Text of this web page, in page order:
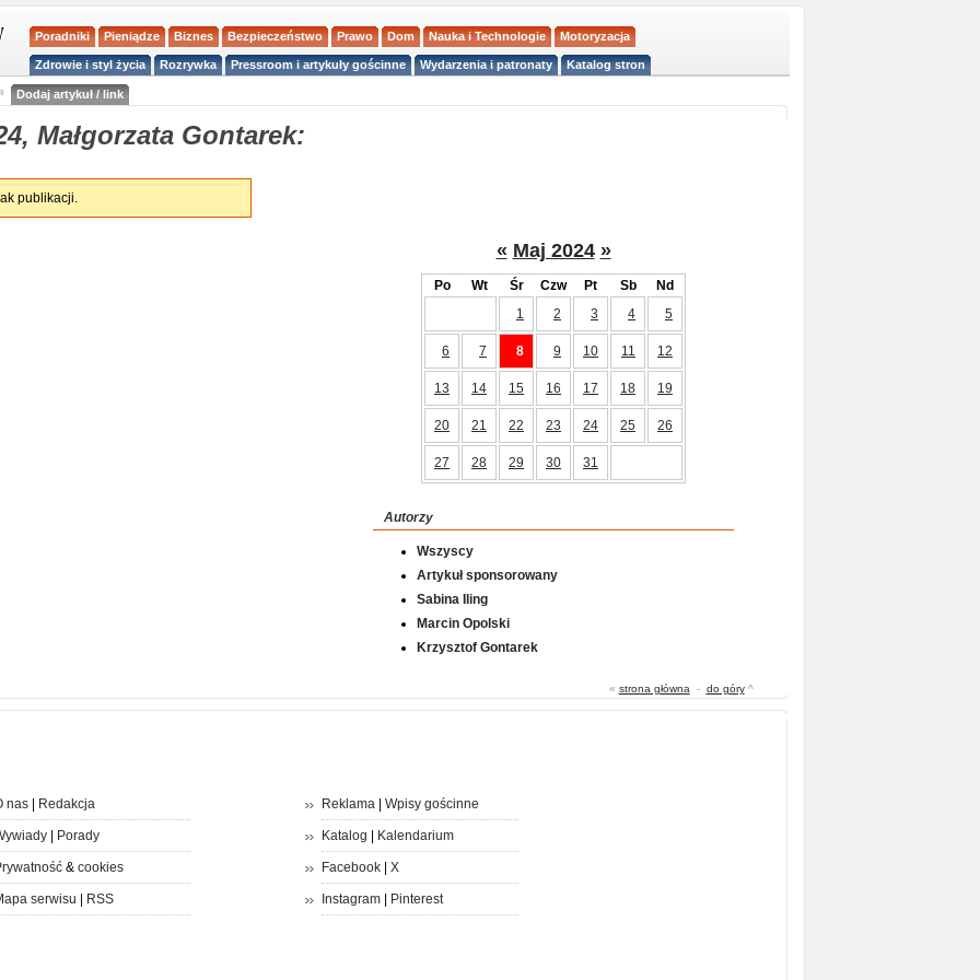
Poradniki Pieniądze Biznes Bezpieczeństwo Prawo Dom Nauka i Technologie Motoryzacja
Zdrowie i styl życia Rozrywka Pressroom i artykuły gościnne Wydarzenia i patronaty Katalog stron
Dodaj artykuł / link
Małgorzata Gontarek:
publikacji.
« Maj 2024 »
Po Wt Śr Czw Pt Sb
Nd
1
2 3 4 5
6 7 8 9 10 11 12
13 14 15 16 17 18 19
20 21 22 23 24 25 26
27 28 29 30 31
Autorzy
Wszyscy
Artykuł sponsorowany
Sabina Iling
Marcin Opolski
Krzysztof Gontarek
« strona główna - do góry^
nas| Redakcja
| Porady
& cookies
serwisu RSS
Reklama| Wpisy gościnne
Katalog Kalendarium
Facebook| X
Instagram| Pinterest